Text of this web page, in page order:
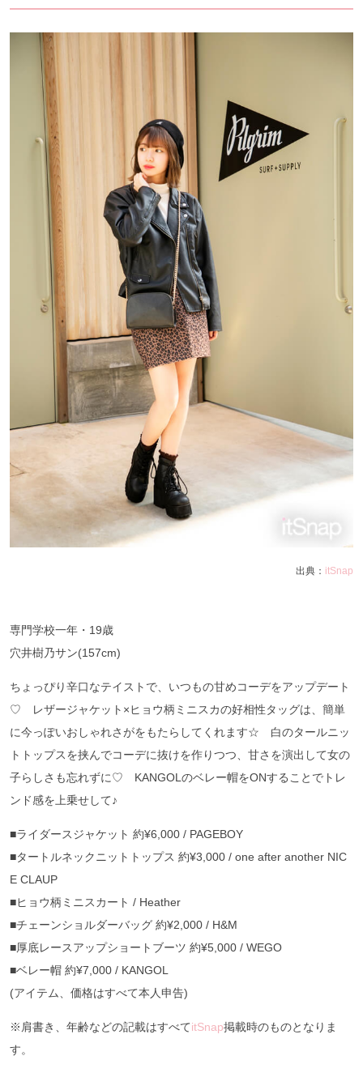
出典： itSnap
専門学校一年・19歳
穴井樹乃サン(157cm)
ちょっぴり辛口なテイストで、いつもの甘めコーデをアップデート
♡ レザージャケット×ヒョウ柄ミニスカの好相性タッグは、簡単
に今っぽいおしゃれさがをもたらしてくれます☆ 白のタールニッ
トトップスを挟んでコーデに抜けを作りつつ、甘さを演出して女の
子らしさも忘れずに♡ KANGOLのベレー帽をONすることでトレ
ンド感を上乗せして♪
■ライダースジャケット 約¥6,000 / PAGEBOY
■タートルネックニットトップス 約¥3,000 / one after another NIC
E CLAUP
■ヒョウ柄ミニスカート / Heather
■チェーンショルダーバッグ 約¥2,000 / H&M
■厚底レースアップショートブーツ 約¥5,000 / WEGO
■ベレー帽 約¥7,000 / KANGOL
(アイテム、価格はすべて本人申告)
※肩書き、年齢などの記載はすべてitSnap掲載時のものとなりま
す。